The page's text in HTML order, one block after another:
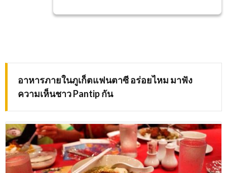
อาหารภายในภูเก็ตแฟนตาซี อร่อยไหม มาฟัง
ความเห็นชาวPantipกัน